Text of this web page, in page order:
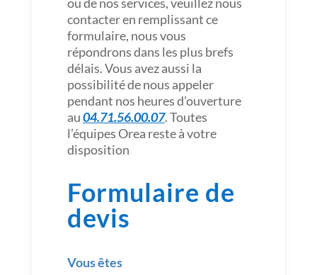
contacter en remplissant ce
formulaire, nous vous
répondrons dans les plus brefs
délais. Vous avez aussi la
possibilité de nous appeler
pendant nos heures d’ouverture
au04.71.56.00.07. Toutes
l’équipes Orea reste à votre
disposition
Formulaire de
devis
Vous êtes